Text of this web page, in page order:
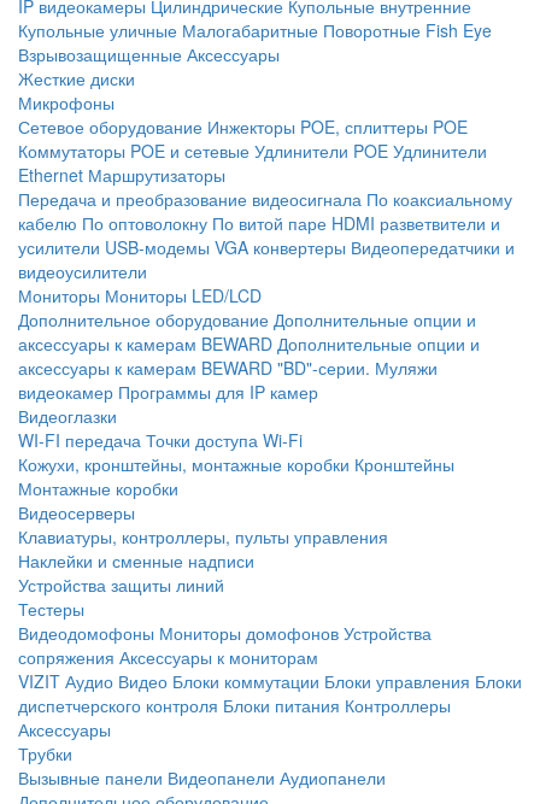
IP видеокамеры Цилиндрические Купольные внутренние
Купольные уличные Малогабаритные Поворотные Fish Eye
Взрывозащищенные Аксессуары
Жесткие диски
Микрофоны
Сетевое оборудование Инжекторы POE, сплиттеры POE
Коммутаторы POE и сетевые Удлинители POE Удлинители
Ethernet Маршрутизаторы
Передача и преобразование видеосигнала По коаксиальному
кабелю По оптоволокну По витой паре HDMI разветвители и
усилители USB-модемы VGA конвертеры Видеопередатчики и
видеоусилители
Мониторы Мониторы LED/LCD
Дополнительное оборудование Дополнительные опции и
аксессуары к камерам BEWARD Дополнительные опции и
аксессуары к камерам BEWARD "BD"-серии. Муляжи
видеокамер Программы для IP камер
Видеоглазки
WI-FI передача Точки доступа Wi-Fi
Кожухи, кронштейны, монтажные коробки Кронштейны
Монтажные коробки
Видеосерверы
Клавиатуры, контроллеры, пульты управления
Наклейки и сменные надписи
Устройства защиты линий
Тестеры
Видеодомофоны Мониторы домофонов Устройства
сопряжения Аксессуары к мониторам
VIZIT Аудио Видео Блоки коммутации Блоки управления Блоки
диспетчерского контроля Блоки питания Контроллеры
Аксессуары
Трубки
Вызывные панели Видеопанели Аудиопанели